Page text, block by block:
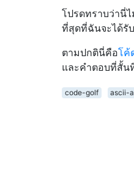
|
|
|
โปรดทราบว่านี่
ที่สุดที่ฉันจะได้รั
ตามปกตินี่คือโค้
และคำตอบที่สั้น
code-golf ascii-